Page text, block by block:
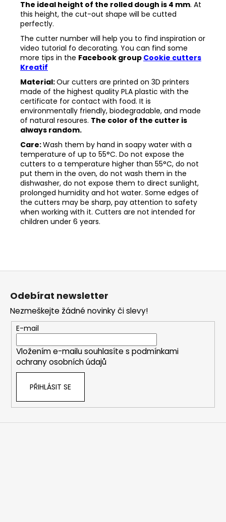
The ideal height of the rolled dough is 4 mm. At
this height, the cut-out shape will be cutted
perfectly.
The cutter number will help you to find inspiration or
video tutorial fo decorating. You can find some
more tips in the Facebook group Cookie cutters
Kreatif
Material:Our cutters are printed on 3D printers
made of the highest quality PLA plastic with the
certificate for contact with food. It is
environmentally friendly, biodegradable, and made
of natural resoures. The color of the cutter is
always random.
Care:Wash them by hand in soapy water with a
temperature of up to 55°C. Do not expose the
cutters to a temperature higher than 55°C, do not
put them in the oven, do not wash them in the
dishwasher, do not expose them to direct sunlight,
prolonged humidity and hot water. Some edges of
the cutters may be sharp, pay attention to safety
when working with it. Cutters are not intended for
children under 6 years.
Z
Odebírat newsletter
Nezmeškejte žádné novinky či slevy!
E-mail
Vložením e-mailu souhlasíte s podmínkami
ochrany osobních údajů
PŘIHLÁSIT SE